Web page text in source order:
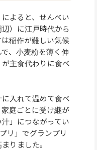
よると、せんべい
）に江戸時代から
稲作が難しい気候
、小麦粉を薄く伸
主食代わりに食べ
入れて温めて食べ
庭ごとに受け継が
」につながってい
リ」でグランプリ
りました。